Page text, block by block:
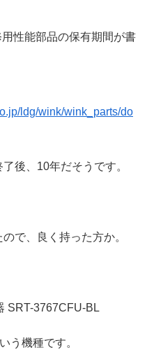
性能部品の保有期間が書
ldg/wink/wink_parts/do
後、10年だそうです。
で、良く持った方か。
SRT-3767CFU-BL
う機種です。